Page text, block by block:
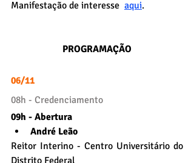
Manifestação de interesse aqui.
PROGRAMAÇÃO
06/11
08h - Credenciamento
09h - Abertura
André Leão
Reitor Interino - Centro Universitário do
Distrito Federal